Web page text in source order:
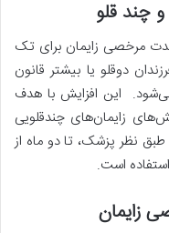
چند قلو
بخشنامه جدید مرخصی زایمان 1405مدت مرخصی زایمان برای تک
فرزندان دوقلو یا بیشتر قانون
این افزایش با هدف
زایمان‌های چندقلویی
نظر پزشک، تا دو ماه از
است.
زایمان